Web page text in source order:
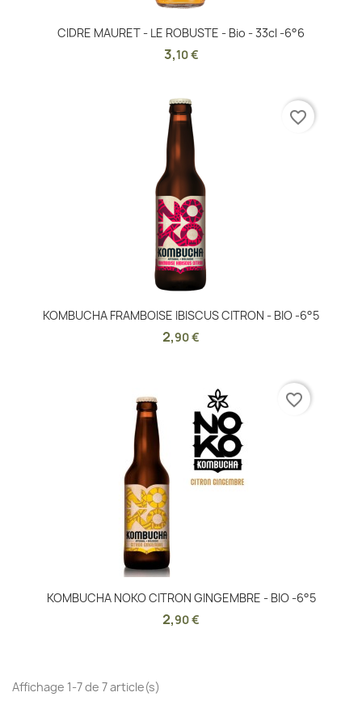
CIDRE MAURET - LE ROBUSTE - Bio - 33cl -6°6
3,10 €
KOMBUCHA FRAMBOISE IBISCUS CITRON - BIO -6°5
2,90 €
favorite_border
KOMBUCHA NOKO CITRON GINGEMBRE - BIO -6°5
2,90 €
favorite_border
Affichage 1-7 de 7 article(s)